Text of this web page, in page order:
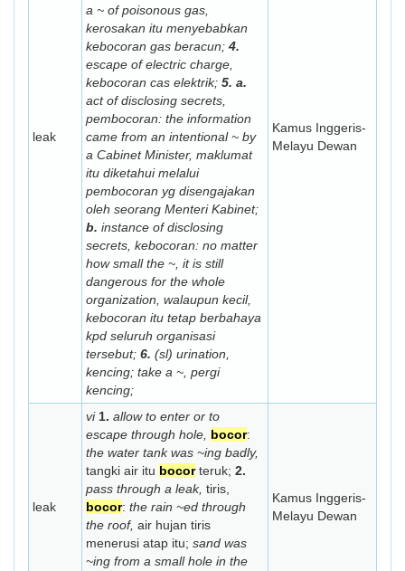
leak
a ~ of poisonous gas,
kerosakan itu menyebabkan
kebocoran gas beracun; 4.
escape of electric charge,
kebocoran cas elektrik; 5. a.
act of disclosing secrets,
pembocoran: the information
came from an intentional ~ by
a Cabinet Minister, maklumat
itu diketahui melalui
pembocoran yg disengajakan
oleh seorang Menteri Kabinet;
b. instance of disclosing
secrets, kebocoran: no matter
how small the ~, it is still
dangerous for the whole
organization, walaupun kecil,
kebocoran itu tetap berbahaya
kpd seluruh organisasi
tersebut; 6. (sl) urination,
kencing; take a ~, pergi
kencing;
Kamus Inggeris-
Melayu Dewan
leak
vi 1. allow to enter or to
escape through hole, bocor:
the water tank was ~ing badly,
tangki air itu bocorteruk; 2.
pass through a leak, tiris,
bocor: the rain ~ed through
the roof, air hujan tiris
menerusi atap itu; sand was
~ing from a small hole in the
Kamus Inggeris-
Melayu Dewan